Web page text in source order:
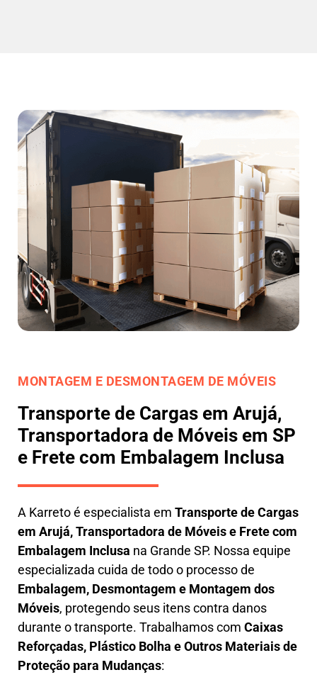
MONTAGEM E DESMONTAGEM DE MÓVEIS
Transporte de Cargas em Arujá,
Transportadora de Móveis em SP
e Frete com Embalagem Inclusa
A Karretoé especialista em Transporte de Cargas
em Arujá,Transportadora de Móveis e Frete com
Embalagem Inclusa na Grande SP. Nossa equipe
especializada cuida de todo o processo de
Embalagem, Desmontagem e Montagem dos
Móveis, protegendo seus itens contra danos
durante o transporte. Trabalhamos com Caixas
Reforçadas, Plástico Bolha e Outros Materiais de
Proteção para Mudanças: